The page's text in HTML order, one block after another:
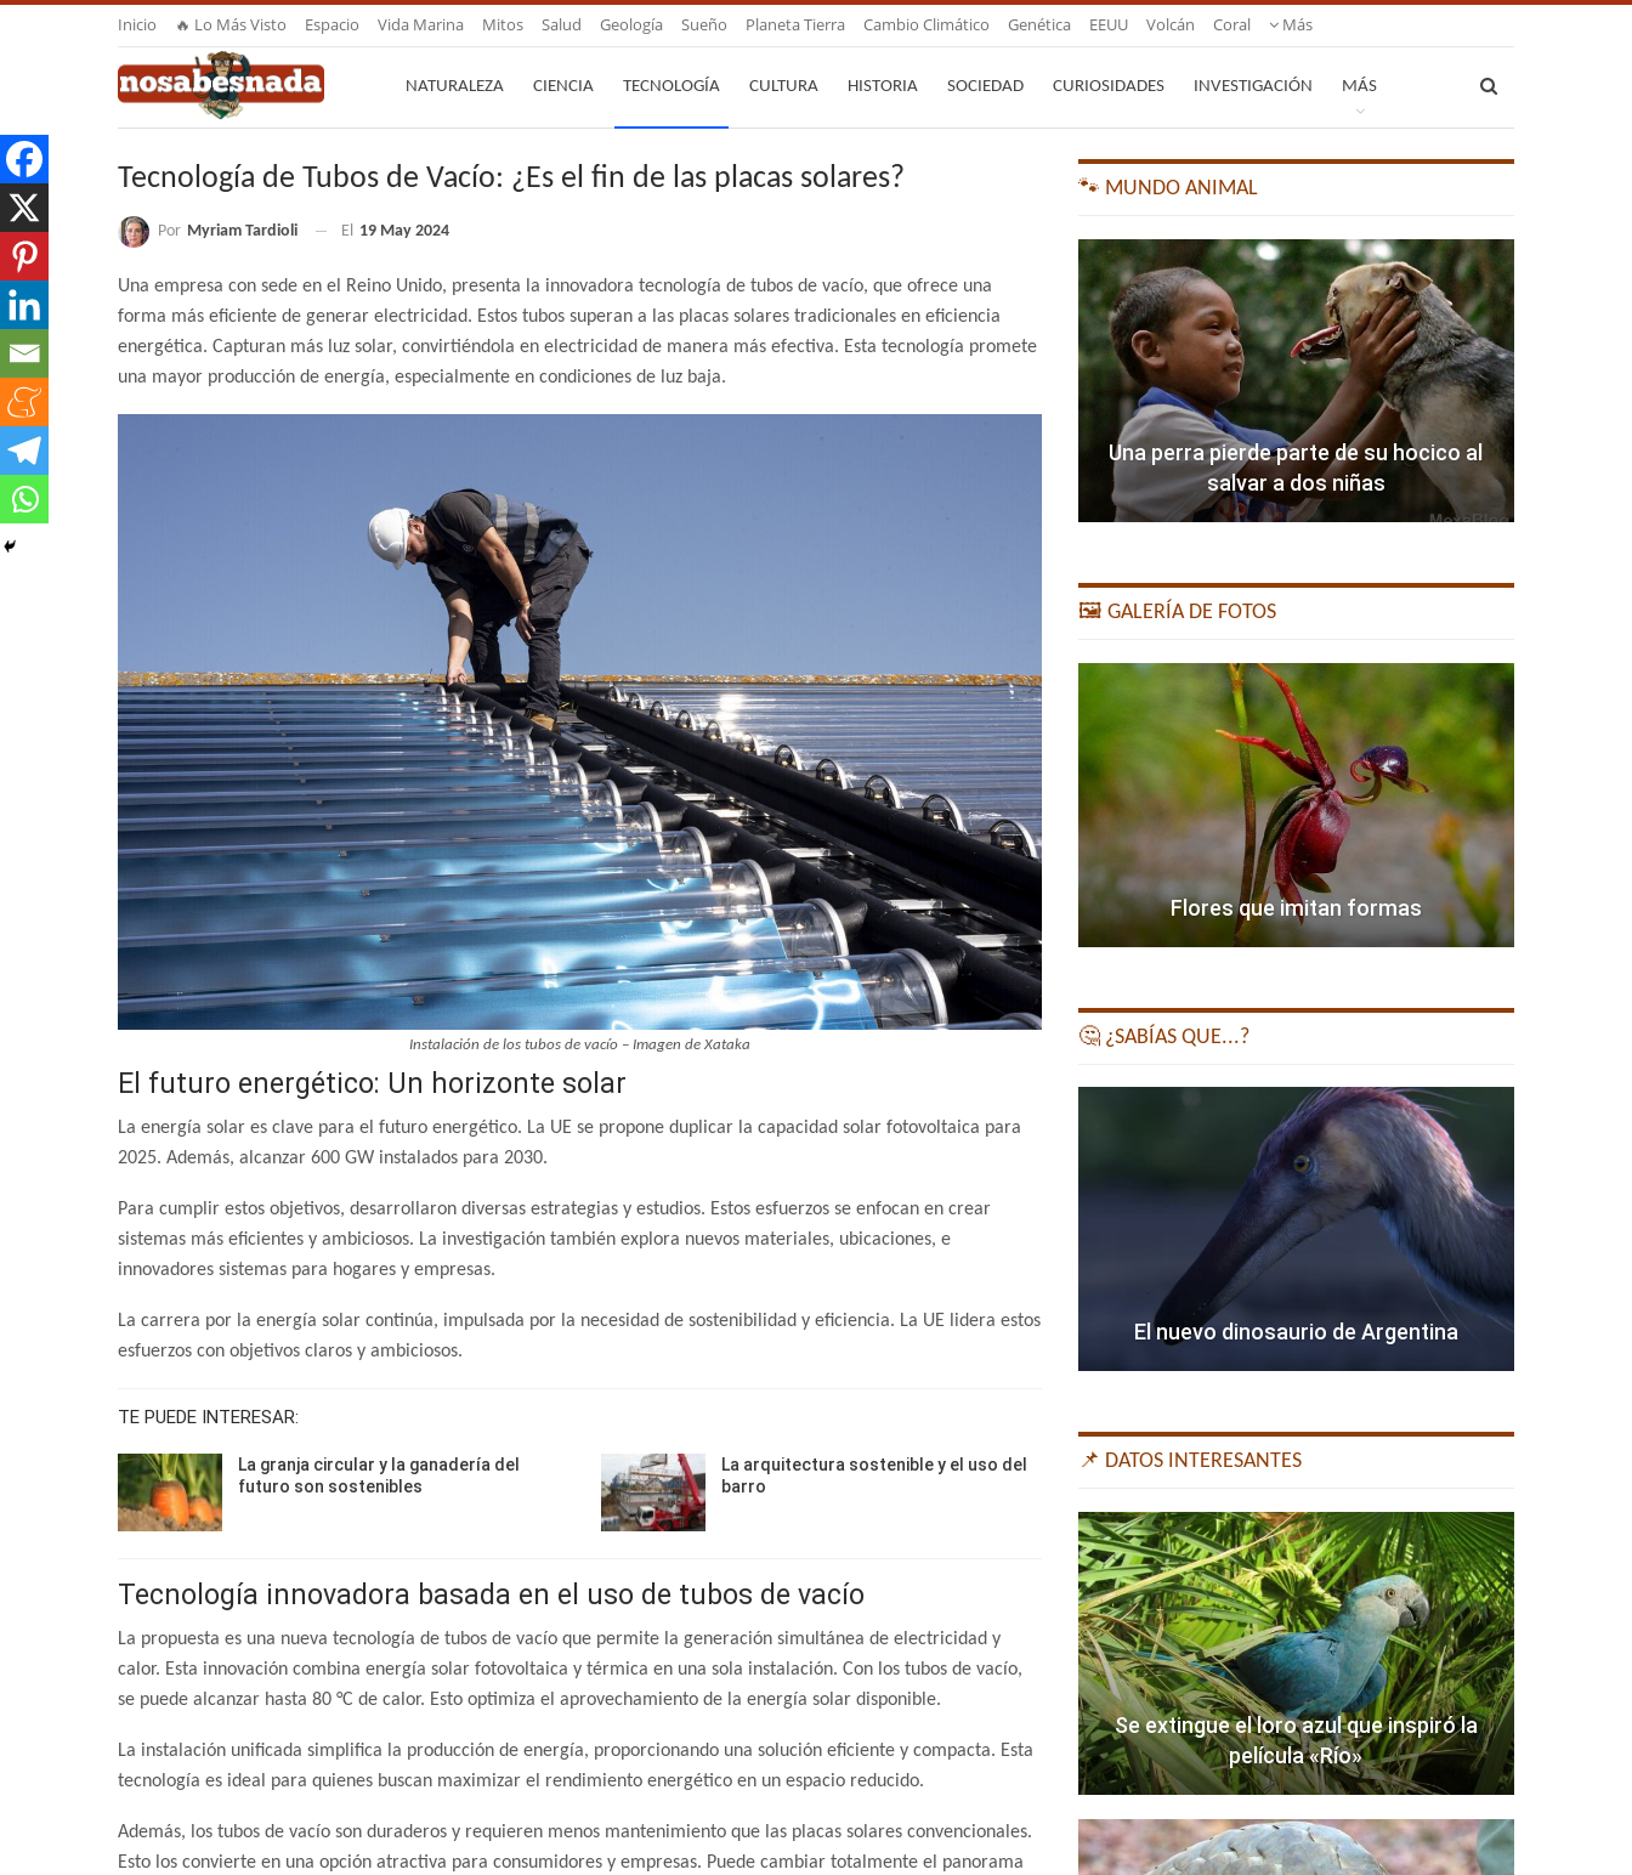
Inicio 🔥 Lo Más Visto Espacio Vida Marina Mitos Salud Geología Sueño Planeta Tierra Cambio Climático Genética EEUU Volcán Coral Más
NATURALEZA CIENCIA TECNOLOGÍA CULTURA HISTORIA SOCIEDAD CURIOSIDADES INVESTIGACIÓN MÁS
Tecnología de Tubos de Vacío: ¿Es el fin de las placas solares?
Por Myriam Tardioli El 19 May 2024
Una empresa con sede en el Reino Unido, presenta la innovadora tecnología de tubos de vacío, que ofrece una
forma más eficiente de generar electricidad. Estos tubos superan a las placas solares tradicionales en eficiencia
energética. Capturan más luz solar, convirtiéndola en electricidad de manera más efectiva. Esta tecnología promete
una mayor producción de energía, especialmente en condiciones de luz baja.
Instalación de los tubos de vacío – Imagen de Xataka
El futuro energético: Un horizonte solar
La energía solar es clave para el futuro energético. La UE se propone duplicar la capacidad solar fotovoltaica para
2025. Además, alcanzar 600 GW instalados para 2030.
Para cumplir estos objetivos, desarrollaron diversas estrategias y estudios. Estos esfuerzos se enfocan en crear
sistemas más eficientes y ambiciosos. La investigación también explora nuevos materiales, ubicaciones, e
innovadores sistemas para hogares y empresas.
La carrera por la energía solar continúa, impulsada por la necesidad de sostenibilidad y eficiencia. La UE lidera estos
esfuerzos con objetivos claros y ambiciosos.
TE PUEDE INTERESAR:
La granja circular y la ganadería del
futuro son sostenibles
La arquitectura sostenible y el uso del
barro
Tecnología innovadora basada en el uso de tubos de vacío
La propuesta es una nueva tecnología de tubos de vacío que permite la generación simultánea de electricidad y
calor. Esta innovación combina energía solar fotovoltaica y térmica en una sola instalación. Con los tubos de vacío,
se puede alcanzar hasta 80 °C de calor. Esto optimiza el aprovechamiento de la energía solar disponible.
La instalación unificada simplifica la producción de energía, proporcionando una solución eficiente y compacta. Esta
tecnología es ideal para quienes buscan maximizar el rendimiento energético en un espacio reducido.
Además, los tubos de vacío son duraderos y requieren menos mantenimiento que las placas solares convencionales.
Esto los convierte en una opción atractiva para consumidores y empresas. Puede cambiar totalmente el panorama
🐾 MUNDO ANIMAL
Una perra pierde parte de su hocico al
salvar a dos niñas
🖼️ GALERÍA DE FOTOS
Flores que imitan formas
🤔 ¿SABÍAS QUE...?
El nuevo dinosaurio de Argentina
📌 DATOS INTERESANTES
Se extingue el loro azul que inspiró la
película «Río»